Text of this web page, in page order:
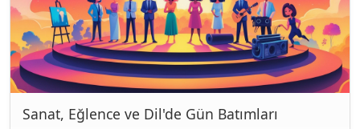
Sanat, Eğlence ve Dil'de Gün Batımları